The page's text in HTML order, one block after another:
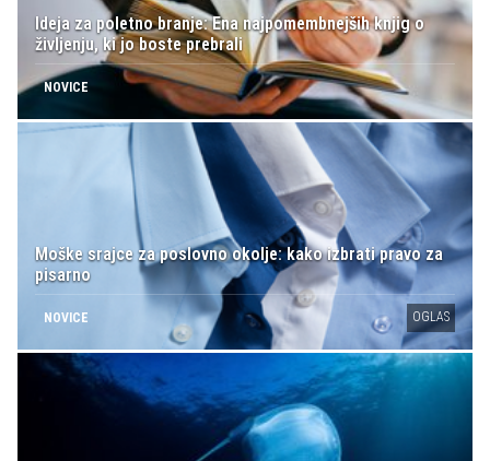
Ideja za poletno branje: Ena najpomembnejših knjig o
življenju, ki jo boste prebrali
NOVICE
Moške srajce za poslovno okolje: kako izbrati pravo za
pisarno
NOVICE OGLAS